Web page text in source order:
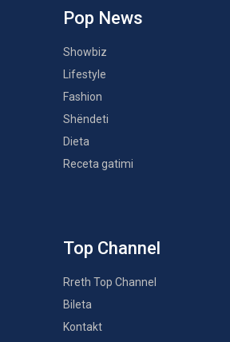
Pop News
Showbiz
Lifestyle
Fashion
Shëndeti
Dieta
Receta gatimi
Top Channel
Rreth Top Channel
Bileta
Kontakt